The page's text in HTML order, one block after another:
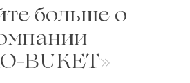
больше о
BUKET»